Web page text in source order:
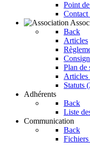
Point
Contact
Back
Articles
Plan de
Articles
Statuts
Adhérents
Back
Liste
Communication
Back
Fichiers